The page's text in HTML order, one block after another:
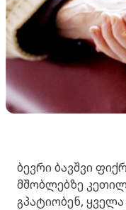
ბევრი ბავშვი
მშობლებზე
გპატიობენ,